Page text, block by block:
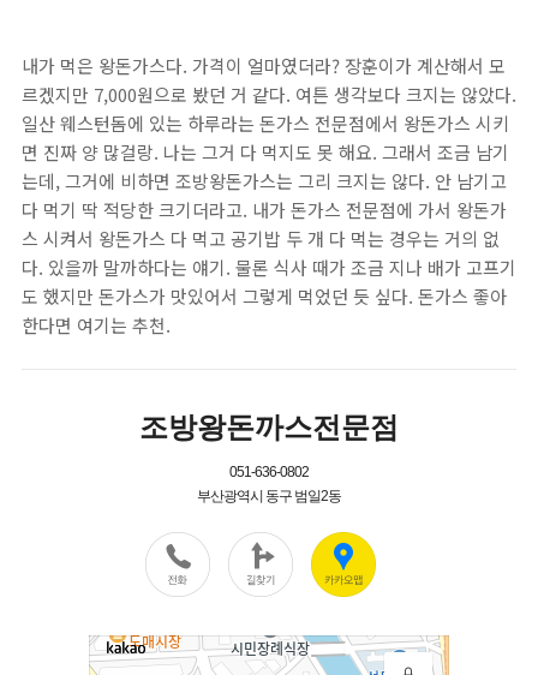
내가 먹은 왕돈가스다. 가격이 얼마였더라? 장훈이가 계산해서 모
르겠지만 7,000원으로 봤던 거 같다. 여튼 생각보다 크지는 않았다.
일산 웨스턴돔에 있는 하루라는 돈가스 전문점에서 왕돈가스 시키
면 진짜 양 많걸랑. 나는 그거 다 먹지도 못 해요. 그래서 조금 남기
는데, 그거에 비하면 조방왕돈가스는 그리 크지는 않다. 안 남기고
다 먹기 딱 적당한 크기더라고. 내가 돈가스 전문점에 가서 왕돈가
스 시켜서 왕돈가스 다 먹고 공기밥 두 개 다 먹는 경우는 거의 없
다. 있을까 말까하다는 얘기. 물론 식사 때가 조금 지나 배가 고프기
도 했지만 돈가스가 맛있어서 그렇게 먹었던 듯 싶다. 돈가스 좋아
한다면 여기는 추천.